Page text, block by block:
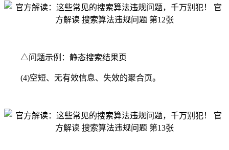
△问题示例：静态搜索结果页
(4)空短、无有效信息、失效的聚合页。